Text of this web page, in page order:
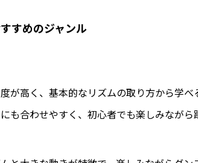
すめのジャンル
が高く、基本的なリズムの取り方から学べ
も合わせやすく、初心者でも楽しみながら